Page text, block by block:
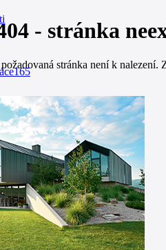
165
- stránka
stránka není k nalezení.